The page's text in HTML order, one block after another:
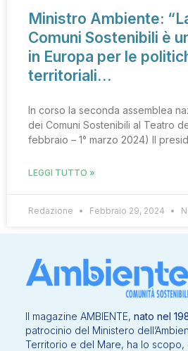
Ministro Ambiente:
Comuni Sostenibili è
in Europa per le
territoriali…
In corso la seconda assemblea
dei Comuni Sostenibili al Teatro
febbraio – 1° marzo 2024) Il
LEGGI TUTTO »
Redazione Febbraio 29, 2024
Il magazine AMBIENTE, nato nel
patrocinio del Ministero
Territorio e del Mare, ha lo scopo,